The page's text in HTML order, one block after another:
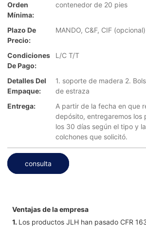
Orden
Mínima:
contenedor de 20 pies
Plazo De
Precio:
MANDO, C&F, CIF (opcional)
Condiciones
De Pago:
L/C T/T
Detalles Del
Empaque:
1. soporte de madera 2.
de estraza
Entrega:
A partir de la fecha en que
depósito, entregaremos los
los 30 días según el tipo y
colchones que solicitó.
consulta
Ventajas de la empresa
1. Los productos JLH han pasado CFR